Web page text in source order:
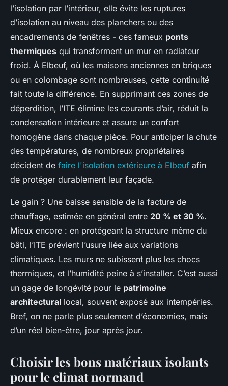
l’isolation par l’intérieur, elle évite les ruptures
d’isolation au niveau des planchers ou des
encadrements de fenêtres - ces fameux ponts
thermiques qui transforment un mur en radiateur
froid. À Elbeuf, où les maisons anciennes en briques
ou en colombage sont nombreuses, cette continuité
fait toute la différence. En supprimant ces zones de
déperdition, l’ITE élimine les courants d’air, réduit la
condensation intérieure et assure un confort
homogène dans chaque pièce. Pour anticiper la chute
des températures, de nombreux propriétaires
décident de faire l'isolation extérieure à Elbeuf afin
de protéger durablement leur façade.
Le gain ? Une baisse sensible de la facture de
chauffage, estimée en général entre 20 % et 30 %.
Mieux encore : en protégeant la structure même du
bâti, l’ITE prévient l’usure liée aux variations
climatiques. Les murs ne subissent plus les chocs
thermiques, et l’humidité peine à s’installer. C’est aussi
un gage de longévité pour le patrimoine
architectural local, souvent exposé aux intempéries.
Bref, on ne parle plus seulement d’économies, mais
d’un réel bien-être, jour après jour.
Choisir les bons matériaux isolants
pour le climat normand